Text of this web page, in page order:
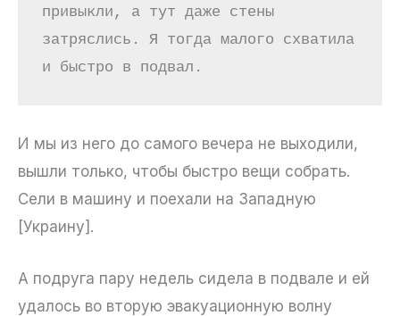
привыкли, а тут даже стены
затряслись. Я тогда малого схватила
и быстро в подвал.
И мы из него до самого вечера не выходили,
вышли только, чтобы быстро вещи собрать.
Сели в машину и поехали на Западную
[Украину].
А подруга пару недель сидела в подвале и ей
удалось во вторую эвакуационную волну